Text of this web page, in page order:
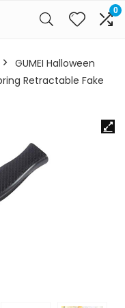
0
GUMEI Halloween
Retractable Fake